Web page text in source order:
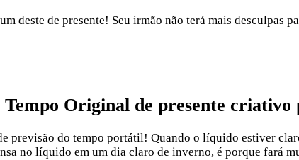
deste de presente! Seu irmão não terá mais desculpas
Original de presente
previsão do tempo portátil! Quando o líquido estiver
no líquido em um dia claro de inverno, é porque fará